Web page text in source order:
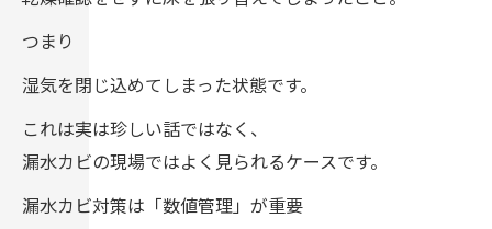
つまり
湿気を閉じ込めてしまった状態です。
これは実は珍しい話ではなく、
漏水カビの現場ではよく見られるケースです。
漏水カビ対策は「数値管理」が重要